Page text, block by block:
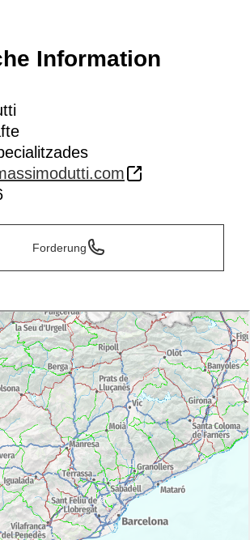
Information
Forderung